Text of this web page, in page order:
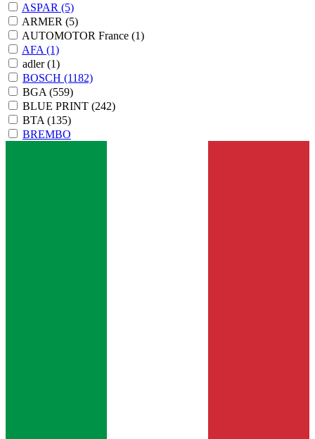
ASPAR (5)
ARMER (5)
AUTOMOTOR France (1)
AFA (1)
adler(1)
BOSCH (1182)
BGA (559)
BLUE PRINT (242)
BTA (135)
BREMBO